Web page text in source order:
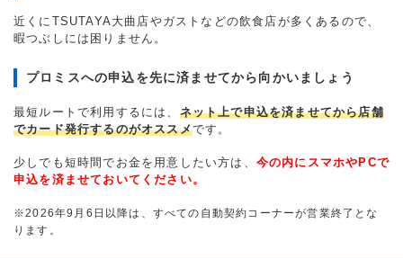
近くにTSUTAYA大曲店やガストなどの飲食店が多くあるので、
暇つぶしには困りません。
プロミスへの申込を先に済ませてから向かいましょう
最短ルートで利用するには、 ネット上で申込を済ませてから店舗
でカード発行するのがオススメです。
少しでも短時間でお金を用意したい方は、 今の内にスマホやPCで
申込を済ませておいてください。
※2026年9月6日以降は、すべての自動契約コーナーが営業終了とな
ります。